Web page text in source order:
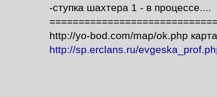
-ступка шахтера 1 - в процессе....
http://yo-bod.com/map/ok.php
http://sp.erclans.ru/